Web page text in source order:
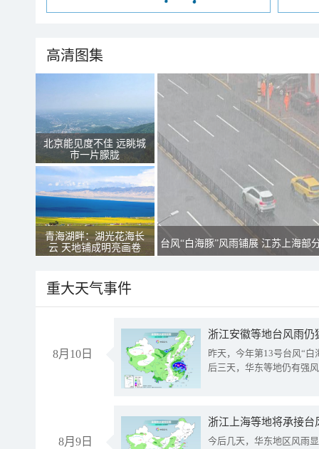
高清图集
北京能见度不佳 远眺城
市一片朦胧
青海湖畔：湖光花海长
云 天地铺成明亮画卷
台风“白海豚”风雨铺展 江苏上海部
重大天气事件
8月10日
浙江安徽等地台风雨
昨天，今年第13号台风“
后三天，华东等地仍有强
8月9日
浙江上海等地将承接台
今后几天，华东地区风雨